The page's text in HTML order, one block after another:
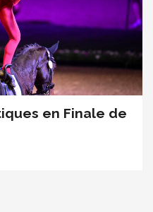
en Finale de